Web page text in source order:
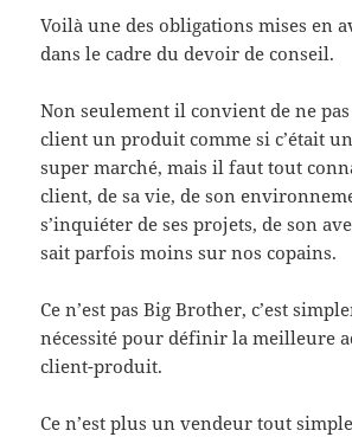
Voilà une des obligations mises en
dans le cadre du devoir de conseil.
Non seulement il convient de ne
client un produit comme si c’était
super marché, mais il faut tout
client, de sa vie, de son
s’inquiéter de ses projets, de son
sait parfois moins sur nos copains.
Ce n’est pas Big Brother, c’est
nécessité pour définir la meilleure
client-produit.
Ce n’est plus un vendeur tout